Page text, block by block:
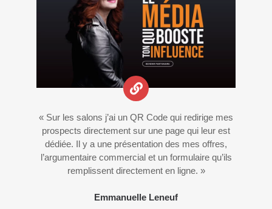
« Sur les salons j’ai un QR Code qui redirige mes
prospects directement sur une page qui leur est
dédiée. Il y a une présentation des mes offres,
l’argumentaire commercial et un formulaire qu’ils
remplissent directement en ligne. »
Emmanuelle Leneuf